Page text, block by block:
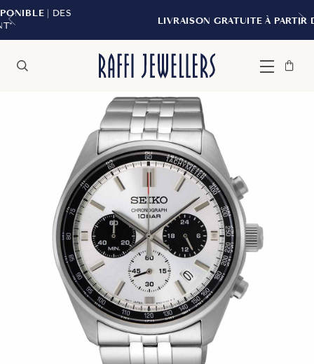
LIVRAISON GRATUITE À PARTIR DE 299 $*
Menu
Sac
Fermer